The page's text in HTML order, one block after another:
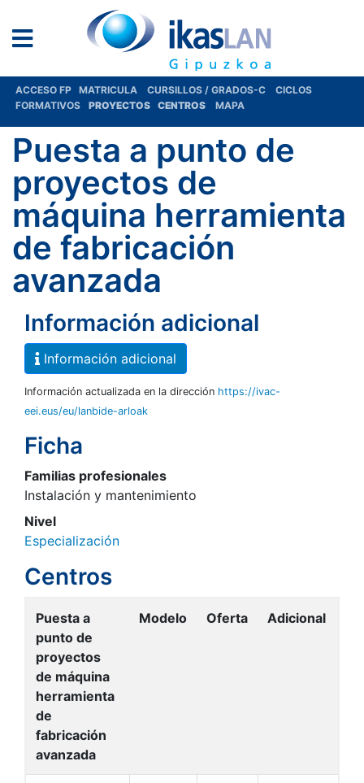
ACCESO FP MATRICULA CURSILLOS / GRADOS-C
CICLOS
FORMATIVOS
PROYECTOS CENTROS MAPA
Puesta a punto de
proyectos de
máquina herramienta
de fabricación
avanzada
Información adicional
Información adicional
Información actualizada en la dirección https://ivac-
eei.eus/eu/lanbide-arloak
Ficha
Familias profesionales
Instalación y mantenimiento
Nivel
Especialización
Centros
Puesta a
punto de
proyectos
de máquina
herramienta
de
fabricación
avanzada
Modelo Oferta Adicional